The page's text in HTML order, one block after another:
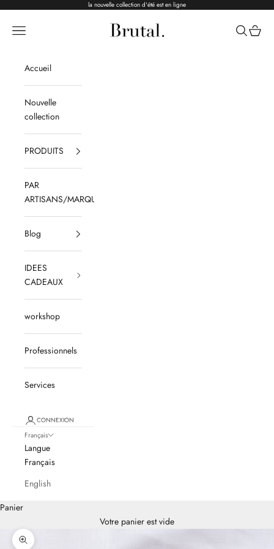
la nouvelle collection d'été est en ligne
Brutal Ceramics
Menu Recherche
Panier
Accueil
Nouvelle
collection
PRODUITS
PAR
ARTISANS/MARQUES
Blog
IDEES
CADEAUX
workshop
Professionnels
Services
CONNEXION
Français
Langue
Français
English
Panier
Votre panier est vide
Zoomer sur l'image